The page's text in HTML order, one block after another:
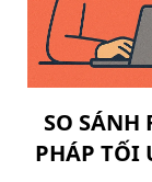
SO SÁNH
PHÁP TỐI